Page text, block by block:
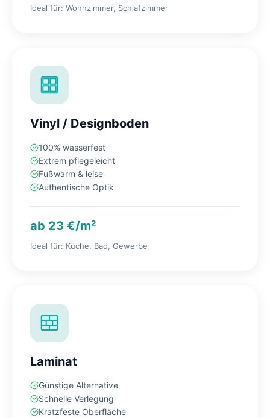
Ideal für: Wohnzimmer, Schlafzimmer
Vinyl / Designboden
100% wasserfest
Extrem pflegeleicht
Fußwarm & leise
Authentische Optik
ab 23 €/m²
Ideal für: Küche, Bad, Gewerbe
Laminat
Günstige Alternative
Schnelle Verlegung
Kratzfeste Oberfläche